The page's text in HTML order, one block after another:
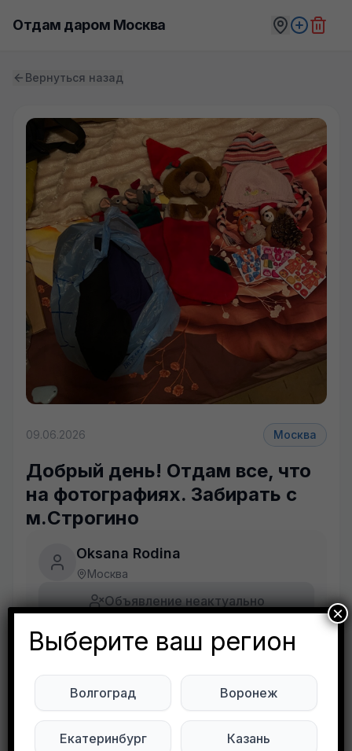
Отдам даром Москва
Вернуться назад
09.06.2026 Москва
Добрый день! Отдам все, что
на фотографиях. Забирать с
м.Строгино
Oksana Rodina
Москва
Объявление неактуально
Добрый день!
Отдам все, что на фотографиях.
Забирать с м.Строгино
Выберите ваш регион
Волгоград Воронеж
Екатеринбург Казань
×